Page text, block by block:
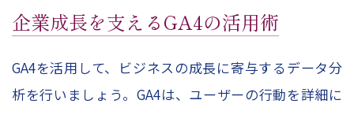
企業成長を支えるGA4の活用術
GA4を活用して、ビジネスの成長に寄与するデータ分
析を行いましょう。GA4は、ユーザーの行動を詳細に